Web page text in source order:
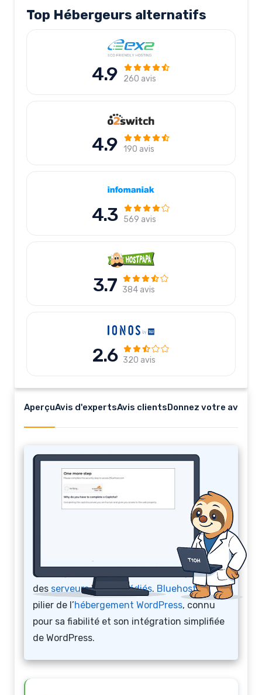
Top Hébergeurs alternatifs
4.9 260 avis
4.9 190 avis
4.3 569 avis
3.7 384 avis
2.6 320 avis
AperçuAvis d'expertsAvis clients Donnez votre avis
Bluehost
Bluehostest l’un des plus importants
hébergeurs web, fondé en 2003 aux États-
Unis et officiellement recommandé par
l’
, il offre également
des serveurs VPSetdédiés. Bluehostest un
pilier de l’hébergement WordPress, connu
pour sa fiabilité et son intégration simplifiée
de WordPress.